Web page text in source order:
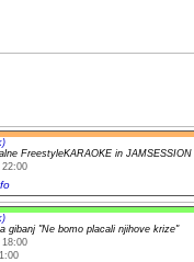
FreestyleKARAOKE in
gibanj "Ne bomo placali njihove krize"